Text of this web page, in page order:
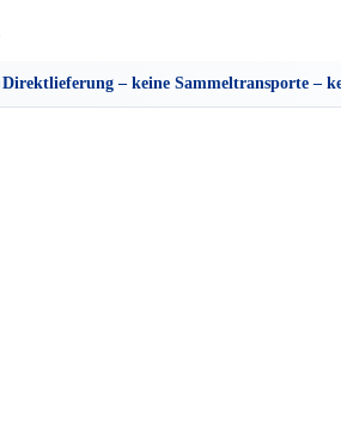
Direktlieferung – keine Sammeltransporte –